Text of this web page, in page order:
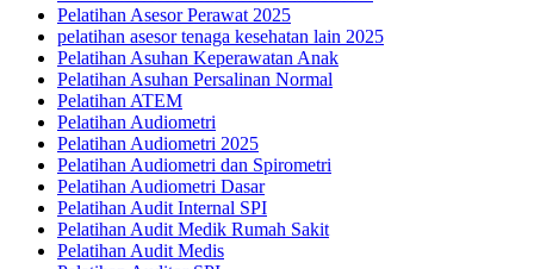
Pelatihan Asesor Perawat 2025
pelatihan asesor tenaga kesehatan lain 2025
Pelatihan Asuhan Keperawatan Anak
Pelatihan Asuhan Persalinan Normal
Pelatihan ATEM
Pelatihan Audiometri
Pelatihan Audiometri 2025
Pelatihan Audiometri dan Spirometri
Pelatihan Audiometri Dasar
Pelatihan Audit Internal SPI
Pelatihan Audit Medik Rumah Sakit
Pelatihan Audit Medis